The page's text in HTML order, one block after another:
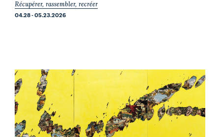
Récupérer, rassembler, recréer
04.28 - 05.23.2026